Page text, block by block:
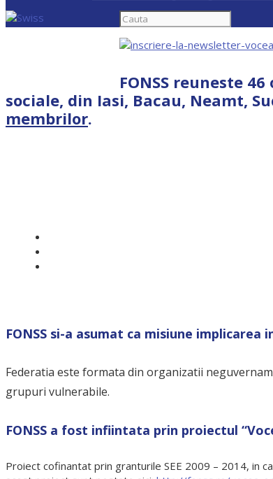
FONSS reuneste
sociale, din Iasi, Bacau, Neamt,
membrilor.
FONSS si-a asumat ca misiune
Federatia este formata din organizatii
grupuri vulnerabile.
FONSS a fost infiintata prin proiectul
Proiect cofinantat prin granturile SEE 2009 – 2014, in